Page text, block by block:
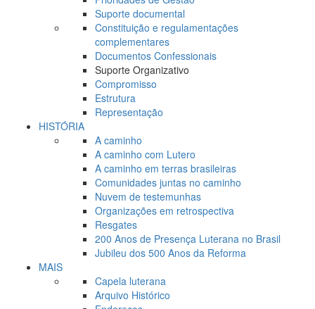
Suporte documental
Constituição e regulamentações
complementares
Documentos Confessionais
Suporte Organizativo
Compromisso
Estrutura
Representação
HISTÓRIA
A caminho
A caminho com Lutero
A caminho em terras brasileiras
Comunidades juntas no caminho
Nuvem de testemunhas
Organizações em retrospectiva
Resgates
200 Anos de Presença Luterana no Brasil
Jubileu dos 500 Anos da Reforma
MAIS
Capela luterana
Arquivo Histórico